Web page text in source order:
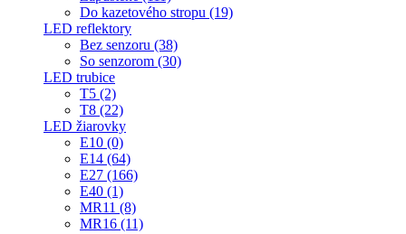
Do kazetového stropu (19)
LED reflektory
Bez senzoru (38)
So senzorom (30)
LED trubice
T5 (2)
T8 (22)
LED žiarovky
E10 (0)
E14 (64)
E27 (166)
E40 (1)
MR11 (8)
MR16 (11)